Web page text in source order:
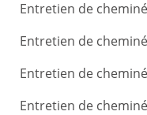
Entretien de
Entretien de
Entretien de
Entretien de